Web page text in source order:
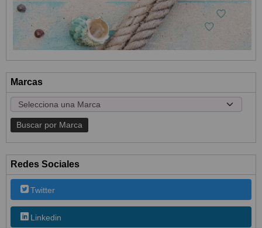
Marcas
Redes Sociales
Twitter
Linkedin